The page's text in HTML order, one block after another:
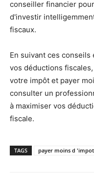
conseiller financier
d'investir
fiscaux.
En suivant ces
vos déductions
votre impôt et payer
consulter un
à maximiser vos
fiscale.
TAGS payer moins d